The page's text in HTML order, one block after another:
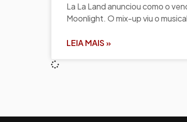
La La Land anunciou como o
Moonlight. O mix-up viu o
LEIA MAIS »